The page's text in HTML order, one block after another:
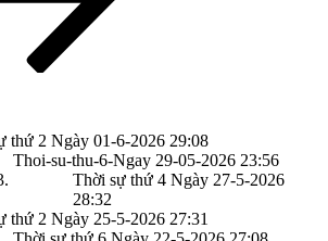
thứ 2 Ngày 01-6-2026 29:08
Thoi-su-thu-6-Ngay 29-05-2026 23:56
Thời sự thứ 4 Ngày 27-5-2026
28:32
thứ 2 Ngày 25-5-2026 27:31